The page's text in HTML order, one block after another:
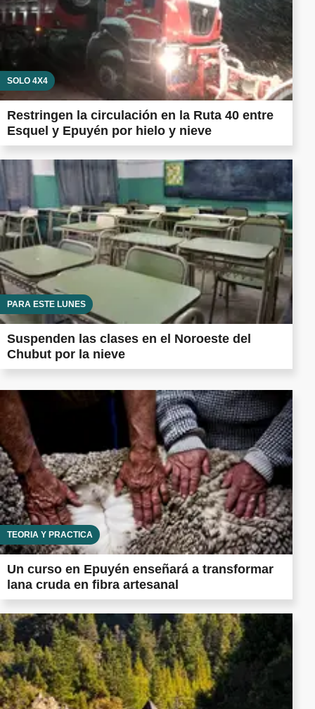
SOLO 4X4
Restringen la circulación en la Ruta 40 entre
Esquel y Epuyén por hielo y nieve
PARA ESTE LUNES
Suspenden las clases en el Noroeste del
Chubut por la nieve
TEORÍA Y PRÁCTICA
Un curso en Epuyén enseñará a transformar
lana cruda en fibra artesanal